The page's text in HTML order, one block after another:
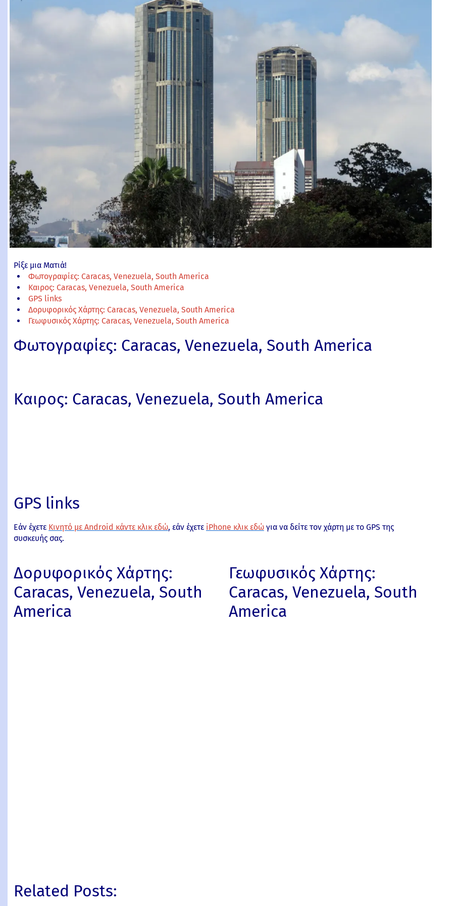
Ρίξε μια Ματιά!
Φωτογραφίες: Caracas, Venezuela, South America
Καιρος: Caracas, Venezuela, South America
GPS links
Δορυφορικός Χάρτης: Caracas, Venezuela, South America
Γεωφυσικός Χάρτης: Caracas, Venezuela, South America
Φωτογραφίες: Caracas, Venezuela, South America
Καιρος: Caracas, Venezuela, South America
GPS links
Εάν έχετε Κινητό με Android κάντε κλικ εδώ, εάν έχετε iPhone κλικ εδώ για να δείτε τον χάρτη με το GPS της
συσκευής σας.
Δορυφορικός Χάρτης:
Caracas, Venezuela, South
America
Γεωφυσικός Χάρτης:
Caracas, Venezuela, South
America
Related Posts: